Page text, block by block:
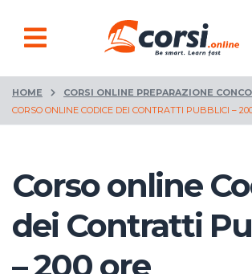
HOME
CORSI ONLINE PREPARAZIONE
CORSO ONLINE CODICE DEI CONTRATTI PUBBLICI –
Corso online
dei Contratti
– 200 ore